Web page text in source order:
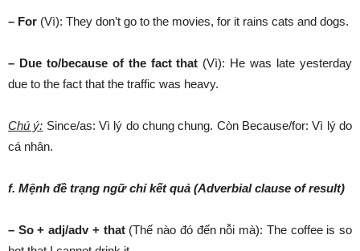
– For (Vì): They don’t go to the movies, for it rains cats and dogs.
– Due to/because of the fact that (Vì): He was late yesterday
due to the fact that the traffic was heavy.
Chú ý: Since/as: Vì lý do chung chung. Còn Because/for: Vì lý do
cá nhân.
f. Mệnh đề trạng ngữ chỉ kết quả (Adverbial clause of result)
– So + adj/adv + that(Thế nào đó đến nỗi mà): The coffee is so